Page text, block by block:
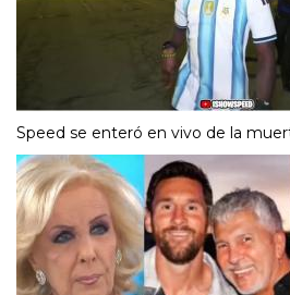
Speed se enteró en vivo de la